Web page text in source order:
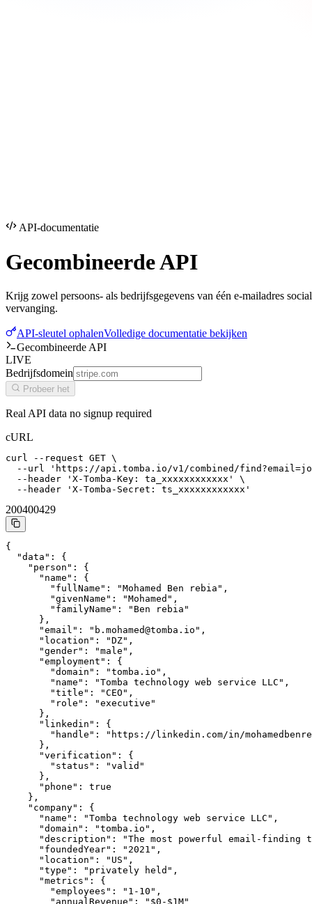
API-documentatie
GecombineerdeAPI
Krijg zowel persoons- als bedrijfsgegevens van één e-mailadres
vervanging.
API-sleutel ophalenVolledige documentatie bekijken
Gecombineerde API
LIVE
Bedrijfsdomein
Probeer het
Real API data no signup required
cURL
curl --request GET \
--url 'https://api.tomba.io/v1/combined/
  --header 'X-Tomba-Key: ta_xxxxxxxxxxxx' \
  --header 'X-Tomba-Secret: ts_xxxxxxxxxxxx'
200400429
{
  "data": {
    "person": {
      "name": {
        "fullName": "Mohamed Ben rebia",
        "givenName": "Mohamed",
        "familyName": "Ben rebia"
      },
      "email": "b.mohamed@tomba.io",
      "location": "DZ",
      "gender": "male",
      "employment": {
        "domain": "tomba.io",
        "name": "Tomba technology web service LLC",
        "title": "CEO",
        "role": "executive"
      },
      "linkedin": {
"handle": "https://linkedin.com/in/
      },
      "verification": {
        "status": "valid"
      },
      "phone": true
    },
    "company": {
      "name": "Tomba technology web service LLC",
      "domain": "tomba.io",
"description": "The most powerful email-finding
      "foundedYear": "2021",
      "location": "US",
      "type": "privately held",
      "metrics": {
        "employees": "1-10",
        "annualRevenue": "$0-$1M"